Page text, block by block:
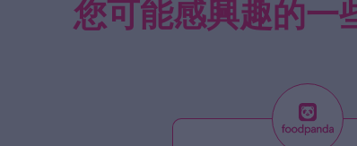
您可能感興趣的一